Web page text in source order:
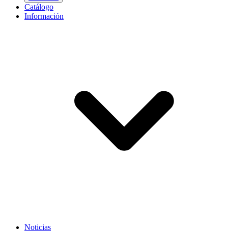
Catálogo
Información
Noticias